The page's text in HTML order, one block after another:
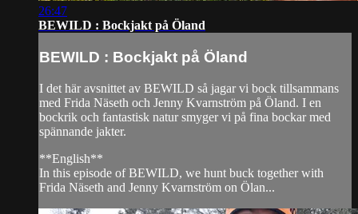
26:47
BEWILD : Bockjakt på Öland
BEWILD : Bockjakt på Öland
I det här avsnittet av BEWILD så jagar vi bock tillsammans
med Frida Näseth och Jenny Kvarnström på Öland. I en
bockrik och fantastisk natur smyger vi på fina bockar med
spännande jakter.
**English**
In this episode of BEWILD, we hunt buck together with
Frida Näseth and Jenny Kvarnström on Ölan...